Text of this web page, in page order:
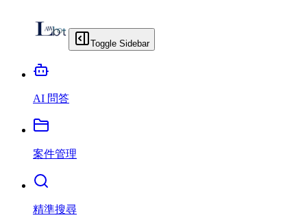
Toggle Sidebar
AI 問答
案件管理
精準搜尋